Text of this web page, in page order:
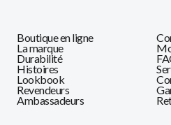
Boutique en ligne
La marque
Durabilité
Histoires
Lookbook
Revendeurs
Ambassadeurs